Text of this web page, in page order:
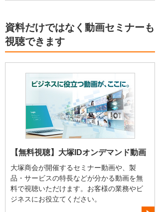
資料だけではなく動画セミナーも
視聴できます
【無料視聴】大塚IDオンデマンド動画
大塚商会が開催するセミナー動画や、製
品・サービスの特長などが分かる動画を無
料で視聴いただけます。お客様の業務やビ
ジネスにお役立てください。